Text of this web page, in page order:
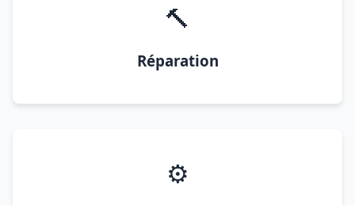
🔨
Réparation
⚙️